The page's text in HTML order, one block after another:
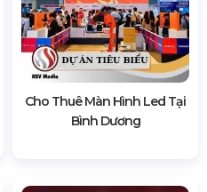
Cho Thuê Màn Hình Led Tại
Bình Dương